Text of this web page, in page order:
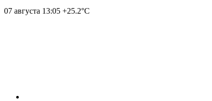
07 августа 13:05 +25.2°С